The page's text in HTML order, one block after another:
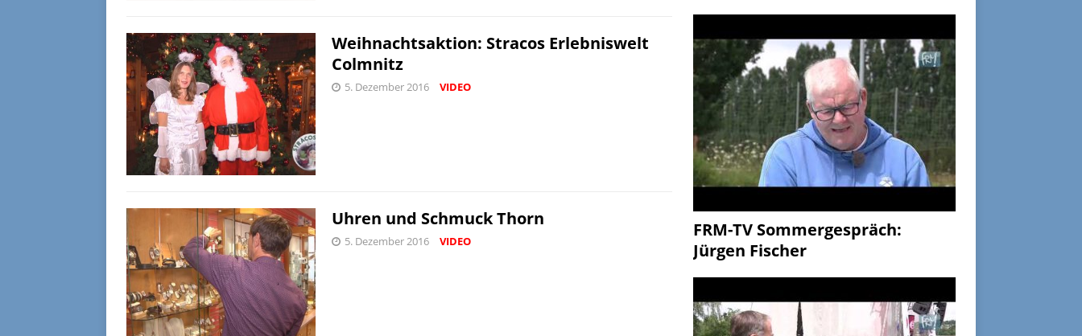
Weihnachtsaktion: Stracos Erlebniswelt
Colmnitz
5. Dezember 2016 VIDEO
Uhren und Schmuck Thorn
5. Dezember 2016 VIDEO
FRM-TV Sommergespräch:
Jürgen Fischer